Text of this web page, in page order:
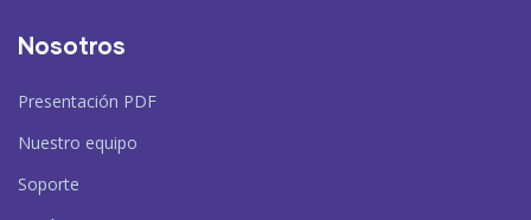
Nosotros
Presentación PDF
Nuestro equipo
Soporte